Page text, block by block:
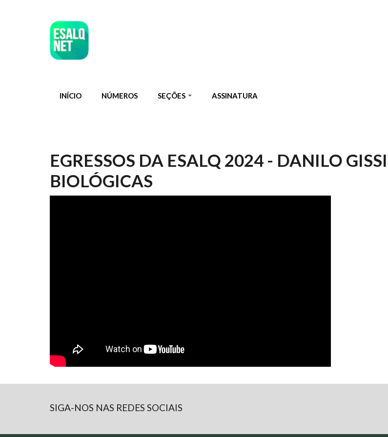
INÍCIO NÚMEROS SEÇÕES ASSINATURA
EGRESSOS DA ESALQ 2024 - DANILO
BIOLÓGICAS
SIGA-NOS NAS REDES SOCIAIS